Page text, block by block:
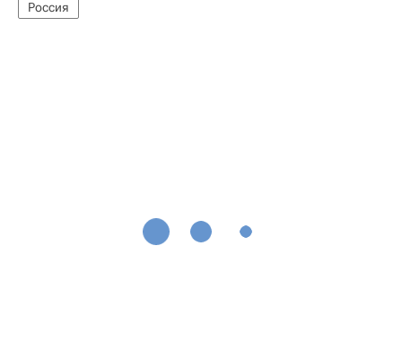
Россия